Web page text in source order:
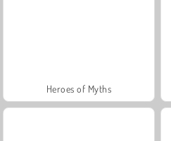
Heroes of Myths